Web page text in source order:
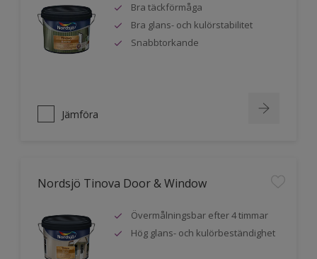
Bra täckförmåga
Bra glans- och kulörstabilitet
Snabbtorkande
Jämföra
Nordsjö Tinova Door & Window
Övermålningsbar efter 4 timmar
Hög glans- och kulörbeständighet